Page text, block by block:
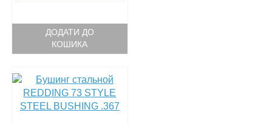
ДОДАТИ ДО
КОШИКА